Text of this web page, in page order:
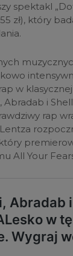
spektakl
zł), który
w
Abradab i
rap
All Your